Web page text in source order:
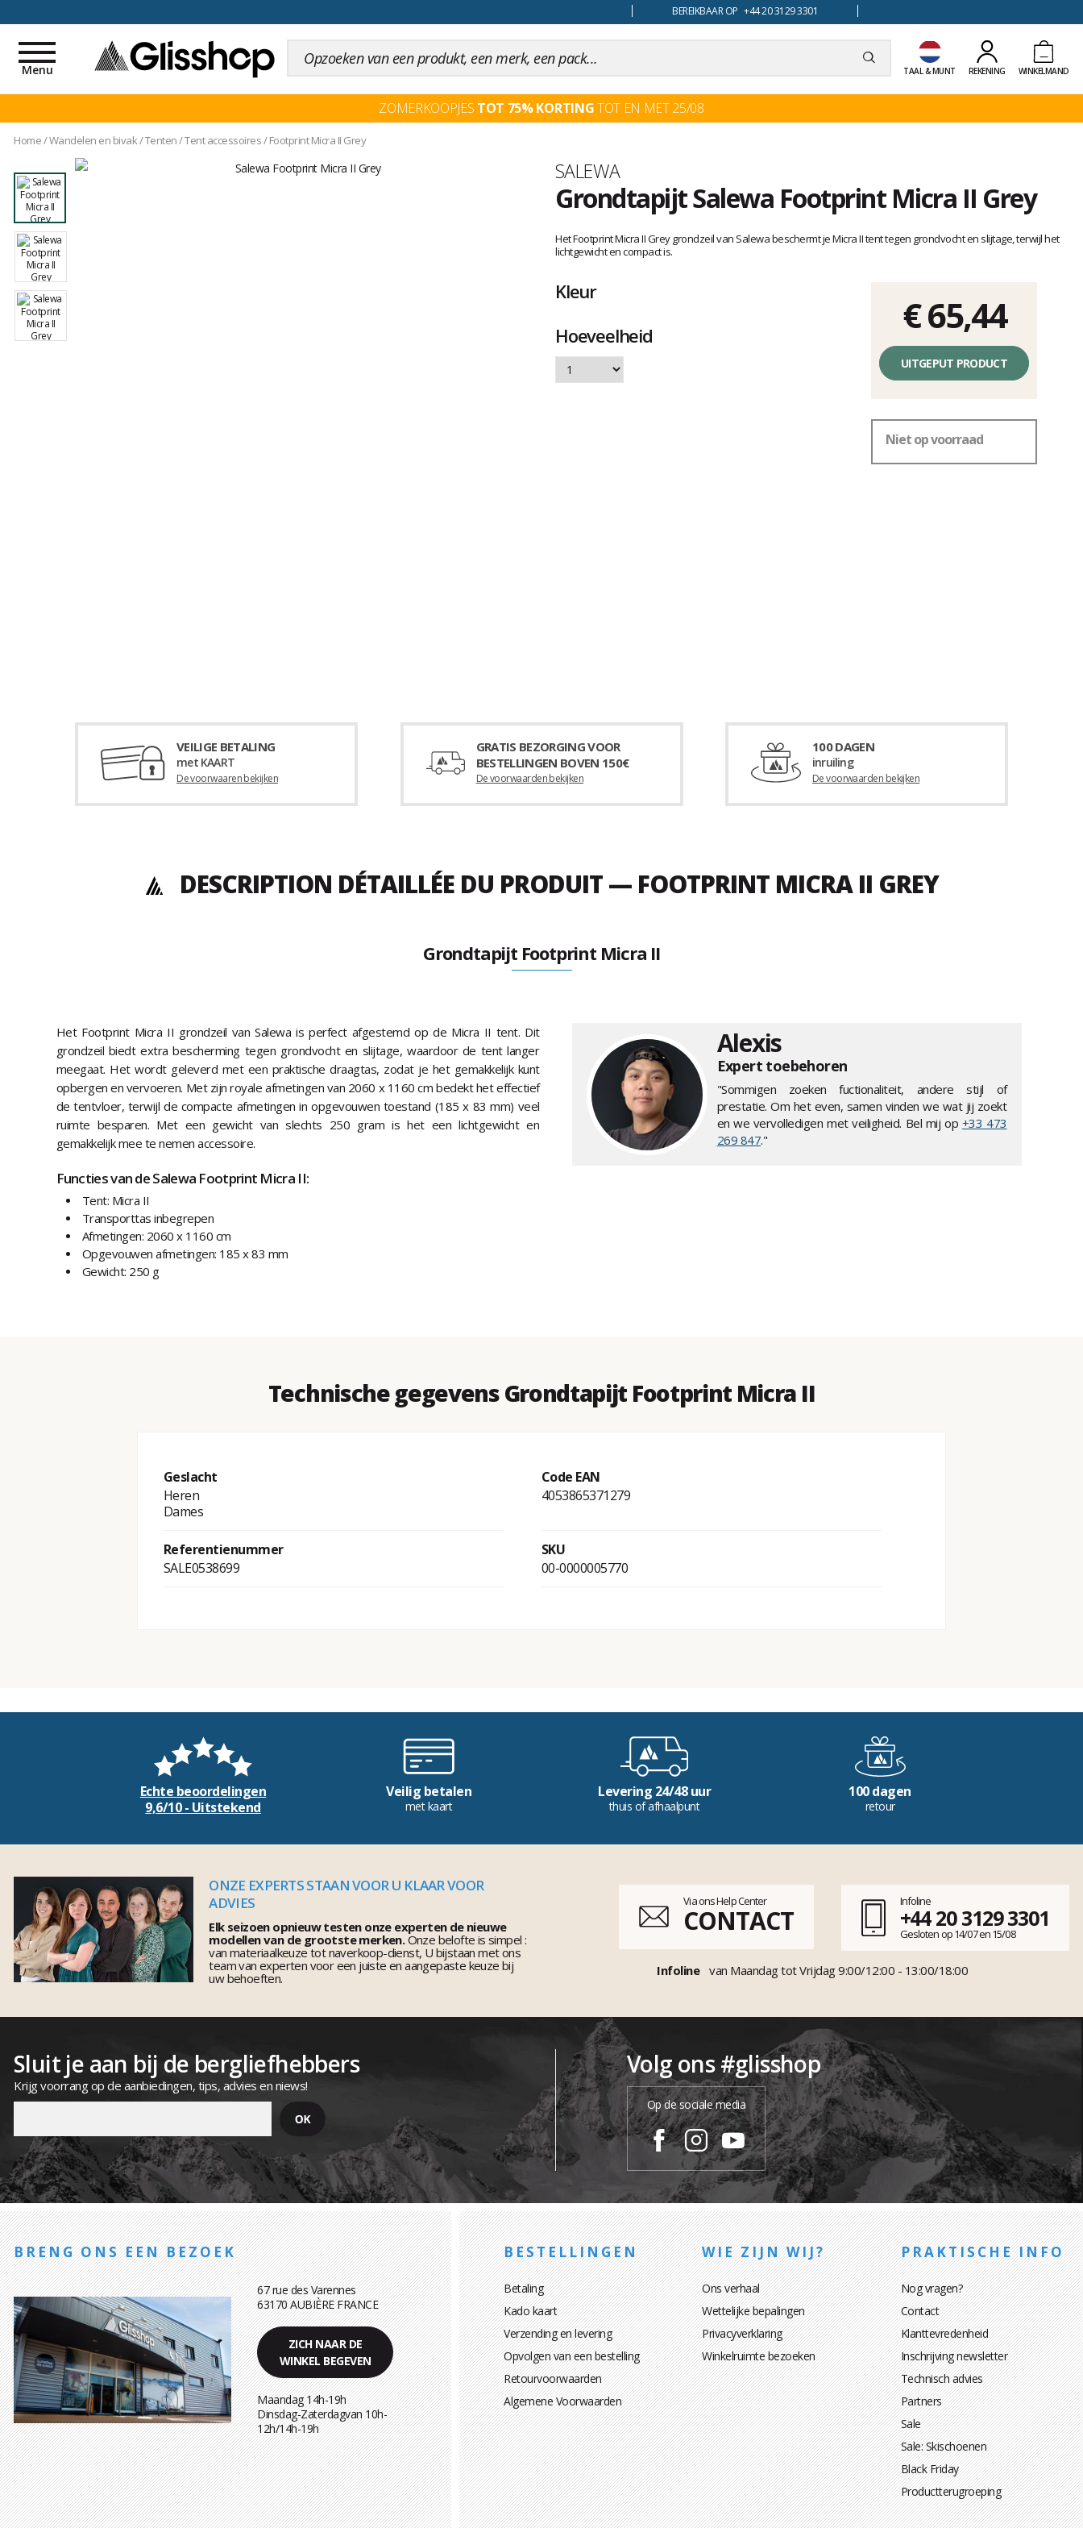
BEREIKBAAR OP +44 20 3129 3301
TAAL & MUNT REKENING WINKELMAND
Toggle
navigation
Menu
ZOMERKOOPJES TOT 75% KORTINGTOT EN MET 25/08
Home/Wandelen en bivak/Tenten/Tent accessoires/Footprint Micra II Grey
Merk
SALEWA
Grondtapijt Salewa Footprint Micra II Grey
oordeel
van
Het Footprint Micra II Grey grondzeil van Salewa beschermt je Micra II tent tegen grondvocht en slijtage, terwijl het
lichtgewicht en compact is.
Kleur
Hoeveelheid
€ 65,44
Éénheidsprijs,
zonder
kosten
UITGEPUT PRODUCT
Niet op voorraad
VEILIGE BETALING
met KAART
De voorwaaren bekijken
GRATIS BEZORGING VOOR
BESTELLINGEN BOVEN 150€
De voorwaarden bekijken
100 DAGEN
inruiling
De voorwaarden bekijken
DESCRIPTION DÉTAILLÉE DU PRODUIT — FOOTPRINT MICRA II GREY
Grondtapijt Footprint Micra II
Het Footprint Micra II grondzeil van Salewa is perfect afgestemd op de Micra II tent. Dit
grondzeil biedt extra bescherming tegen grondvocht en slijtage, waardoor de tent langer
meegaat. Het wordt geleverd met een praktische draagtas, zodat je het gemakkelijk kunt
opbergen en vervoeren. Met zijn royale afmetingen van 2060 x 1160 cm bedekt het effectief
de tentvloer, terwijl de compacte afmetingen in opgevouwen toestand (185 x 83 mm) veel
ruimte besparen. Met een gewicht van slechts 250 gram is het een lichtgewicht en
gemakkelijk mee te nemen accessoire.
Functies van de Salewa Footprint Micra II:
Tent: Micra II
Transporttas inbegrepen
Afmetingen: 2060 x 1160 cm
Opgevouwen afmetingen: 185 x 83 mm
Gewicht: 250 g
Alexis
Expert toebehoren
"Sommigen zoeken fuctionaliteit, andere stijl of
prestatie. Om het even, samen vinden we wat jij zoekt
en we vervolledigen met veiligheid. Bel mij op +33 473
269 847."
Technische gegevens Grondtapijt Footprint Micra II
Geslacht
Heren
Dames
Code EAN
4053865371279
Referentienummer
SALE0538699
SKU
00-0000005770
Echte beoordelingen
9,6/10 - Uitstekend
Veilig betalen
met kaart
Levering 24/48 uur
thuis of afhaalpunt
100 dagen
retour
ONZE EXPERTS STAAN VOOR U KLAAR VOOR
ADVIES
Elk seizoen opnieuw testen onze experten de nieuwe
modellen van de grootste merken.Onze belofte is simpel :
van materiaalkeuze tot naverkoop-dienst, U bijstaan met ons
team van experten voor een juiste en aangepaste keuze bij
uw behoeften.
Via ons Help Center
CONTACT
Infoline
+44 20 3129 3301
Gesloten op 14/07 en 15/08
Infoline van Maandag tot Vrijdag 9:00/12:00 - 13:00/18:00
Sluit je aan bij de bergliefhebbers
Krijg voorrang op de aanbiedingen, tips, advies en niews!
Volg ons #glisshop
Op de sociale media
BRENG ONS EEN BEZOEK
67 rue des Varennes
63170 AUBIÈRE FRANCE
ZICH NAAR DE
WINKEL BEGEVEN
Maandag 14h-19h
Dinsdag-Zaterdagvan 10h-
12h/14h-19h
BESTELLINGEN
Betaling
Kado kaart
Verzending en levering
Opvolgen van een bestelling
Retourvoorwaarden
Algemene Voorwaarden
WIE ZIJN WIJ?
Ons verhaal
Wettelijke bepalingen
Privacyverklaring
Winkelruimte bezoeken
PRAKTISCHE INFO
Nog vragen?
Contact
Klanttevredenheid
Inschrijving newsletter
Technisch advies
Partners
Sale
Sale: Skischoenen
Black Friday
Productterugroeping